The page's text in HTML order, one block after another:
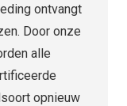
ontvangt
Door onze
alle
opnieuw